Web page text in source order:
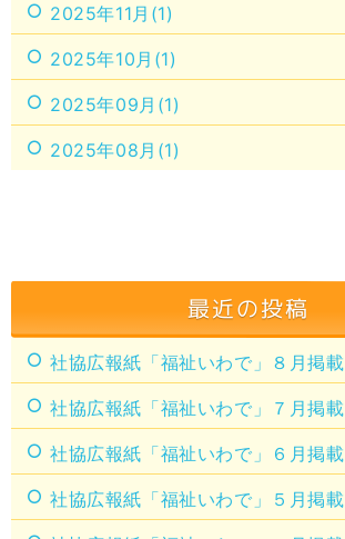
2025年11月(1)
2025年10月(1)
2025年09月(1)
2025年08月(1)
最近の投稿
社協広報紙「福祉いわで」８月掲載
社協広報紙「福祉いわで」７月掲載
社協広報紙「福祉いわで」６月掲載
社協広報紙「福祉いわで」５月掲載